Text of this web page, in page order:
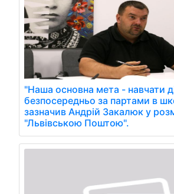
"Наша основна мета - навчати
безпосередньо за партами в
зазначив Андрій Закалюк у
"Львівською Поштою".